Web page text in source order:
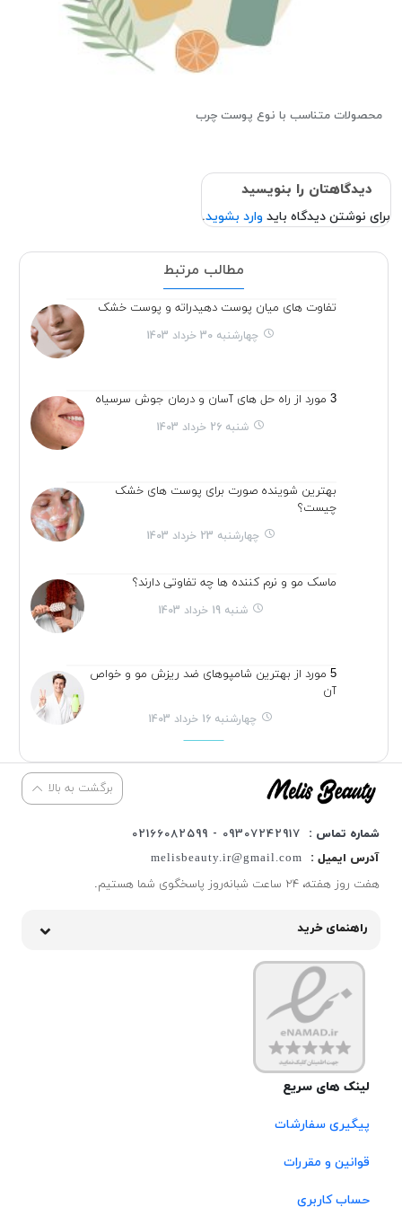
محصولات متناسب با نوع پوست چرب
دیدگاهتان را بنویسید
برای نوشتن دیدگاه باید وارد بشوید.
مطالب مرتبط
تفاوت های میان پوست دهیدراته و پوست خشک
چهارشنبه 30 خرداد 1403
3 مورد از راه حل های آسان و درمان جوش سرسیاه
شنبه 26 خرداد 1403
بهترین شوینده صورت برای پوست های خشک
چیست؟
چهارشنبه 23 خرداد 1403
ماسک مو و نرم کننده ها چه تفاوتی دارند؟
شنبه 19 خرداد 1403
5 مورد از بهترین شامپوهای ضد ریزش مو و خواص
آن
چهارشنبه 16 خرداد 1403
برگشت به بالا
شماره تماس :
09307242917 - 02166082599
آدرس ایمیل :
melisbeauty.ir@gmail.com
هفت روز هفته، ۲۴ ساعت شبانه‌روز پاسخگوی شما هستیم.
راهنمای خرید
لینک های سریع
پیگیری سفارشات
قوانین و مقررات
حساب کاربری